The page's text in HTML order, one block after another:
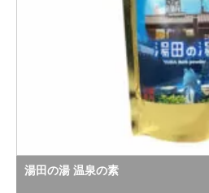
湯田の湯 温泉の素